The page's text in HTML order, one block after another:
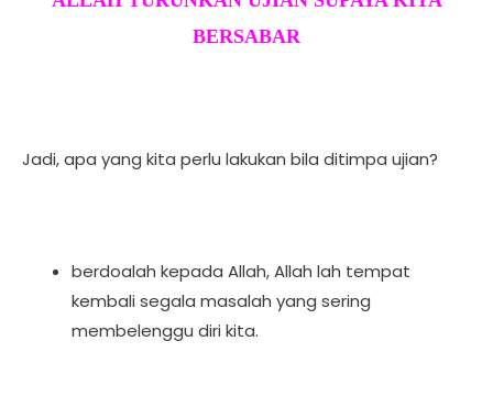
BERSABAR
Jadi, apa yang kita perlu lakukan bila ditimpa ujian?
berdoalah kepada Allah, Allah lah tempat
kembali segala masalah yang sering
membelenggu diri kita.